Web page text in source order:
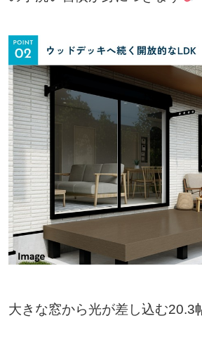
大きな窓から光が差し込む20.3